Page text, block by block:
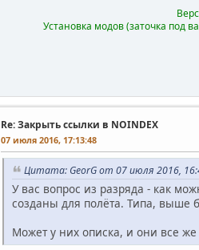
Установка модов (заточка под
Re: Закрыть ссылки в NOINDEX
07 июля 2016, 17:13:48
Цитата: GeorG от 07 июля 2016,
У вас вопрос из разряда - как
созданы для полёта. Типа, выше
Может у них описка, и они все